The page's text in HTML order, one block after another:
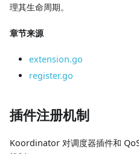
理其生命周期。
章节来源
extension.go
register.go
插件注册机制
Koordinator 对调度器插件和